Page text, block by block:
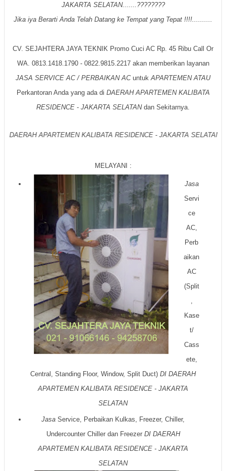
JAKARTA SELATAN.......????????
Jika iya Berarti Anda Telah Datang ke Tempat yang Tepat !!!!..........
CV. SEJAHTERA JAYA TEKNIK Promo Cuci AC Rp. 45 Ribu Call Or
WA. 0813.1418.1790 - 0822.9815.2217 akan memberikan layanan
JASA SERVICE AC / PERBAIKAN ACuntuk APARTEMENATAU
Perkantoran Anda yang ada di DAERAH APARTEMEN KALIBATA
RESIDENCE - JAKARTA SELATANdan Sekitarnya.
di LuarDAERAH APARTEMEN KALIBATA RESIDENCE- JAKARTA
MELAYANI :
Jasa
Servi
ce
AC,
Perb
aikan
AC
(Split
Kase
t/
Cass
ete,
Central, Standing Floor, Window, Split Duct) DI DAERAH
APARTEMEN KALIBATA RESIDENCE - JAKARTA
SELATAN
Jasa Service, Perbaikan Kulkas, Freezer, Chiller,
Undercounter Chiller dan Freezer DI DAERAH
APARTEMEN KALIBATA RESIDENCE - JAKARTA
SELATAN